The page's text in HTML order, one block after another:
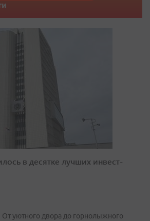
в десятке лучших инвест-
От уютного двора до горнолыжного